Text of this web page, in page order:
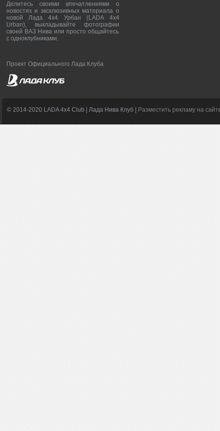
Делитесь своими впечатлениями о
новостях и эксклюзивных материала о
новой Лада 4х4 Урбан (LADA 4x4
Urban), выкладывайте фотографии
своей ВАЗ Нива или просто общайтесь
с одноклубниками.
Проект Официального Лада Клуба
© 2014-2020 LADA 4x4 Club | Лада Нива Клуб | Разместить рекламу на